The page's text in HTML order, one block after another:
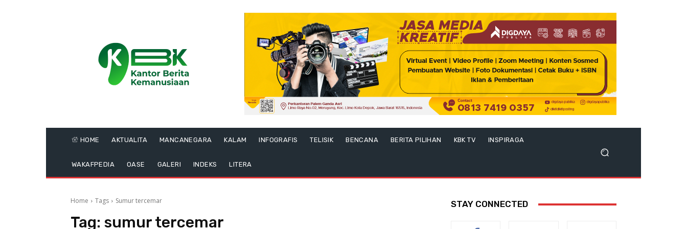
HOME AKTUALITA MANCANEGARA KALAM INFOGRAFIS TELISIK BENCANA BERITA PILIHAN KBK TV INSPIRAGA
WAKAFPEDIA OASE GALERI INDEKS LITERA
Home Tags Sumur tercemar
Tag: sumur tercemar
STAY CONNECTED